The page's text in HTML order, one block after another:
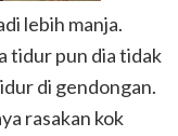
lebih manja.
tidur pun dia tidak
di gendongan.
rasakan kok